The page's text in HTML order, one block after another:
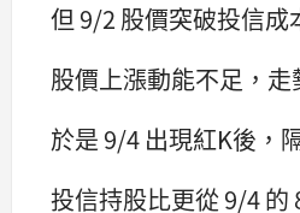
但 9/2 股價突破投信成
股價上漲動能不足，走
於是 9/4 出現紅K後，
投信持股比更從 9/4 的